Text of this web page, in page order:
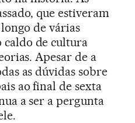
que estiveram
longo de várias
de cultura
Apesar de a
as dúvidas sobre
ao final de sexta
a ser a pergunta